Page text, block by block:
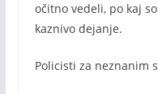
očitno vedeli, po kaj
kaznivo dejanje.
Policisti za neznanim